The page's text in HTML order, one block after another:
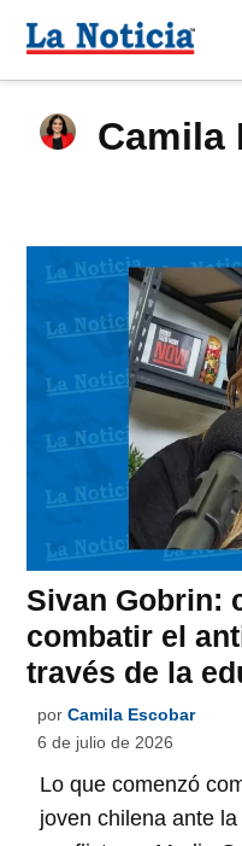
Para mantenerte
contenido
Camila
Sivan Gobrin:
combatir el
través de la
por Camila Escobar
6 de julio de 2026
Lo que comenzó
joven chilena ante